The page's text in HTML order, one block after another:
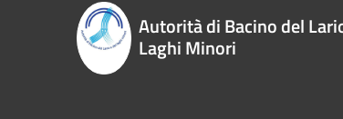
Autorità di Bacino del
Laghi Minori